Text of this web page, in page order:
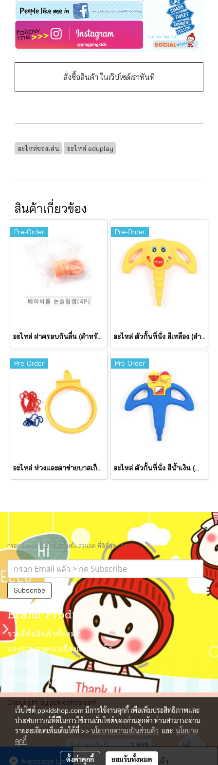
สั่งซื้อสินค้า
Message Us
สั่งซื้อสินค้า ในเว๊ปไซด์เราทันที
อะไหล่ของเล่น อะไหล่ eduplay
สินค้าเกี่ยวข้อง
Pre-Order
อะไหล่ ฝาครอบกันลื่น (สำหรับคอกกั้นเด็ก รุ่น Azang Azang) แพ็ค 4 ชิ้น ยี่ห้อ EDU Play
Pre-Order
อะไหล่ ตัวกั้นที่นั่ง สีเหลือง (สำหรับชุดชิงช้า) ยี่ห้อ EDU Play
Pre-Order
อะไหล่ ห่วงและตาข่ายบาสเก็ตบอล ยี่ห้อ EDU Play
Pre-Order
อะไหล่ ตัวกั้นที่นั่ง สีน้ำเงิน (สำหรับชุดชิงช้า) ยี่ห้อ EDU Play
กรอก email รับข่าวโปรโมชั่น ส่วนลด ที่ดีที่สุด.. ^^
Subscribe
Brand Product
รวมยี่ห้อสินค้าทั้งหมด
กระดานสนทนาเรื่องแม่และเด็ก
ติดต่อเรา
บทความน่ารู้
Copyright by ppkidshop.com
ผู้เข้าชมวันนี้ 1,639
Powered by MakeWebEasy.com
เว็บไซต์ ppkidshop.com มีการใช้งานคุกกี้ เพื่อเพิ่มประสิทธิภาพและ
ประสบการณ์ที่ดีในการใช้งานเว็บไซต์ของท่านลูกค้า ท่านสามารถอ่าน
รายละเอียดเพิ่มเติมได้ที่ >> นโยบายความเป็นส่วนตัว และ นโยบาย
คุกกี้
ตั้งค่าคุกกี้ ยอมรับทั้งหมด